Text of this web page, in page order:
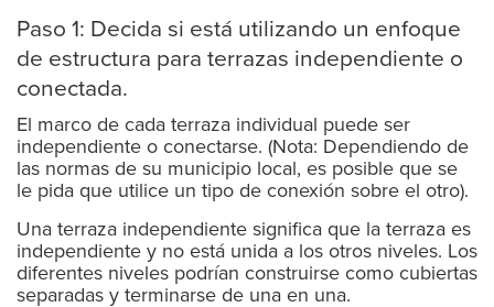
Paso 1: Decida si está utilizando un enfoque
de estructura para terrazas independiente o
conectada.
El marco de cada terraza individual puede ser
independiente o conectarse. (Nota: Dependiendo de
las normas de su municipio local, es posible que se
le pida que utilice un tipo de conexión sobre el otro).
Una terraza independiente significa que la terraza es
independiente y no está unida a los otros niveles. Los
diferentes niveles podrían construirse como cubiertas
separadas y terminarse de una en una.